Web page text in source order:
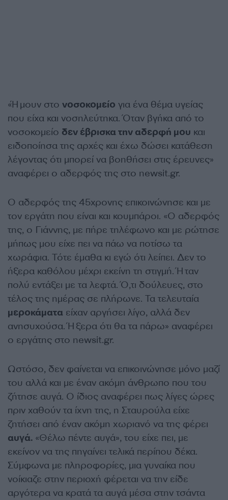
«Ήμουν στο νοσοκομείο για ένα θέμα υγείας
που είχα και νοσηλεύτηκα. Όταν βγήκα από το
νοσοκομείο δεν έβρισκα την αδερφή μου και
ειδοποίησα της αρχές και έχω δώσει κατάθεση
λέγοντας ότι μπορεί να βοηθήσει στις έρευνες»
αναφέρει ο αδερφός της στο newsit.gr.
Ο αδερφός της 45χρονης επικοινώνησε και με
τον εργάτη που είναι και κουμπάροι. «Ο αδερφός
της, ο Γιάννης, με πήρε τηλέφωνο και με ρώτησε
μήπως μου είχε πει να πάω να ποτίσω τα
χωράφια. Τότε έμαθα κι εγώ ότι λείπει. Δεν το
ήξερα καθόλου μέχρι εκείνη τη στιγμή. Ήταν
πολύ εντάξει με τα λεφτά. Ό,τι δούλευες, στο
τέλος της ημέρας σε πλήρωνε. Τα τελευταία
μεροκάματα είχαν αργήσει λίγο, αλλά δεν
ανησυχούσα. Ήξερα ότι θα τα πάρω» αναφέρει
ο εργάτης στο newsit.gr.
Ωστόσο, δεν φαίνεται να επικοινώνησε μόνο μαζί
του αλλά και με έναν ακόμη άνθρωπο που του
ζήτησε αυγά. Ο ίδιος αναφέρει πως λίγες ώρες
πριν χαθούν τα ίχνη της, η Σταυρούλα είχε
ζητήσει από έναν ακόμη χωριανό να της φέρει
αυγά. «Θέλω πέντε αυγά», του είχε πει, με
εκείνον να της πηγαίνει τελικά περίπου δέκα.
Σύμφωνα με πληροφορίες, μια γυναίκα που
νοίκιαζε στην περιοχή φέρεται να την είδε
αργότερα να κρατά τα αυγά μέσα στην τσάντα